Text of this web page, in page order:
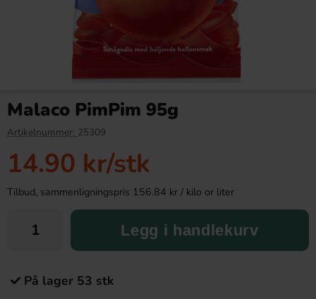
Köp
Malaco PimPim 95g
Artikelnummer: 25309
14.90 kr/stk
Tilbud, sammenligningspris 156.84 kr / kilo or liter
Legg i handlekurv
På lager 53 stk